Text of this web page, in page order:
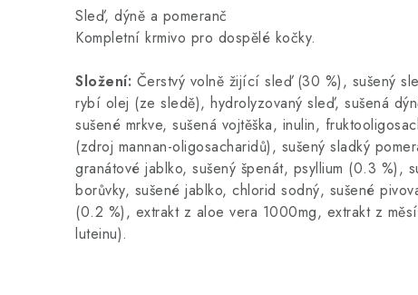
Sleď, dýně a pomeranč
Kompletní krmivo pro dospělé kočky.
Složení: Čerstvý volně žijící sleď (30 %), sušený
rybí olej (ze sledě), hydrolyzovaný sleď, sušená
sušené mrkve, sušená vojtěška, inulin,
(zdroj mannan-oligosacharidů), sušený sladký
granátové jablko, sušený špenát, psyllium (0.3 %),
borůvky, sušené jablko, chlorid sodný, sušené
(0.2 %), extrakt z aloe vera 1000mg, extrakt z
luteinu).